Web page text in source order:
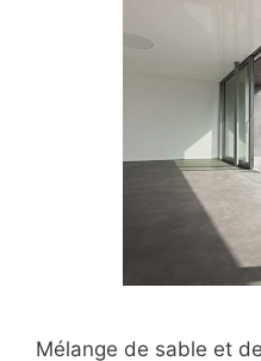
Mélange de sable et